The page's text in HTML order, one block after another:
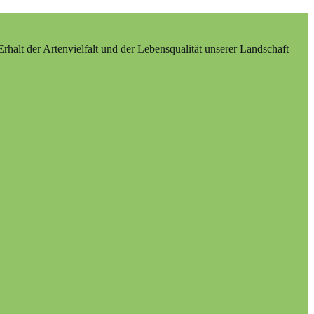
der Artenvielfalt und der Lebensqualität unserer Landschaft